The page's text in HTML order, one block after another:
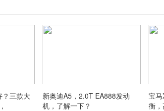
？三款大
新奥迪A5，2.0T EA888发动
机，了解一下？
宝
衡